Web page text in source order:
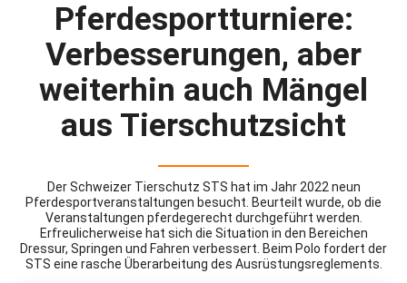
Pferdesportturniere:
Verbesserungen, aber
weiterhin auch Mängel
aus Tierschutzsicht
Der Schweizer Tierschutz STS hat im Jahr 2022 neun
Pferdesportveranstaltungen besucht. Beurteilt wurde, ob die
Veranstaltungen pferdegerecht durchgeführt werden.
Erfreulicherweise hat sich die Situation in den Bereichen
Dressur, Springen und Fahren verbessert. Beim Polo fordert der
STS eine rasche Überarbeitung des Ausrüstungsreglements.